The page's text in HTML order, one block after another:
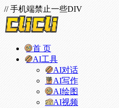
// 手机端禁止一些DIV
首 页
AI工具
AI对话
AI写作
AI绘图
AI视频